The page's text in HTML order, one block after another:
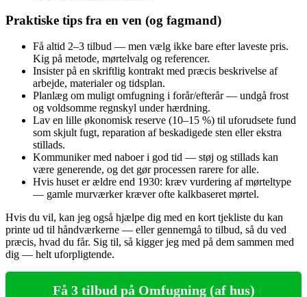
Praktiske tips fra en ven (og fagmand)
Få altid 2–3 tilbud — men vælg ikke bare efter laveste pris.
Kig på metode, mørtelvalg og referencer.
Insister på en skriftlig kontrakt med præcis beskrivelse af
arbejde, materialer og tidsplan.
Planlæg om muligt omfugning i forår/efterår — undgå frost
og voldsomme regnskyl under hærdning.
Lav en lille økonomisk reserve (10–15 %) til uforudsete fund
som skjult fugt, reparation af beskadigede sten eller ekstra
stillads.
Kommuniker med naboer i god tid — støj og stillads kan
være generende, og det gør processen rarere for alle.
Hvis huset er ældre end 1930: kræv vurdering af mørteltype
— gamle murværker kræver ofte kalkbaseret mørtel.
Hvis du vil, kan jeg også hjælpe dig med en kort tjekliste du kan
printe ud til håndværkerne — eller gennemgå to tilbud, så du ved
præcis, hvad du får. Sig til, så kigger jeg med på dem sammen med
dig — helt uforpligtende.
Få 3 tilbud på Omfugning (af hus)